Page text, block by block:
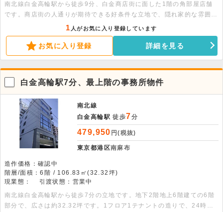
南北線白金高輪駅から徒歩9分、白金商店街に面した1階の角部屋店舗
です。商店街の人通りが期待できる好条件な立地で、隠れ家的な雰囲気
が魅力。24.3平米の空間はスケルトン渡しのため、内装を自由に設計
可能です。飲食業態の相談も可能なため、こだわりの店舗作りに最適で
す。内見も即時対応しておりますので、お気軽にご相談ください。
1 人がお気に入り登録しています
お気に入り登録 詳細を見る
白金高輪駅7分、最上階の事務所物件
南北線
白金高輪駅 徒歩7分
479,950 円(税抜)
東京都港区南麻布
造作価格：確認中
階層/面積：6階 / 106.83㎡(32.32坪)
現業態：
引渡状態：営業中
南北線白金高輪駅から徒歩7分の立地です。地下2階地上6階建ての6階
部分で、広さは約32.32坪です。1フロア1テナントの造りで、24時間